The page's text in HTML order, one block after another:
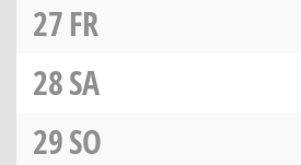
27FR
28SA
29SO